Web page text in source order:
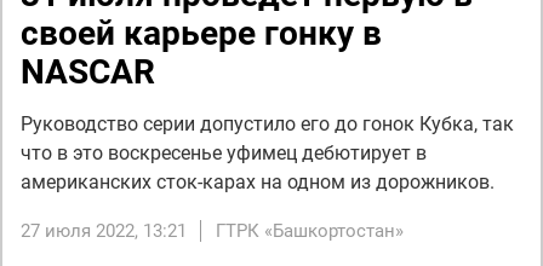
своей карьере гонку в
NASCAR
Руководство серии допустило его до гонок Кубка, так
что в это воскресенье уфимец дебютирует в
американских сток-карах на одном из дорожников.
27 июля 2022, 13:21 ГТРК «Башкортостан»